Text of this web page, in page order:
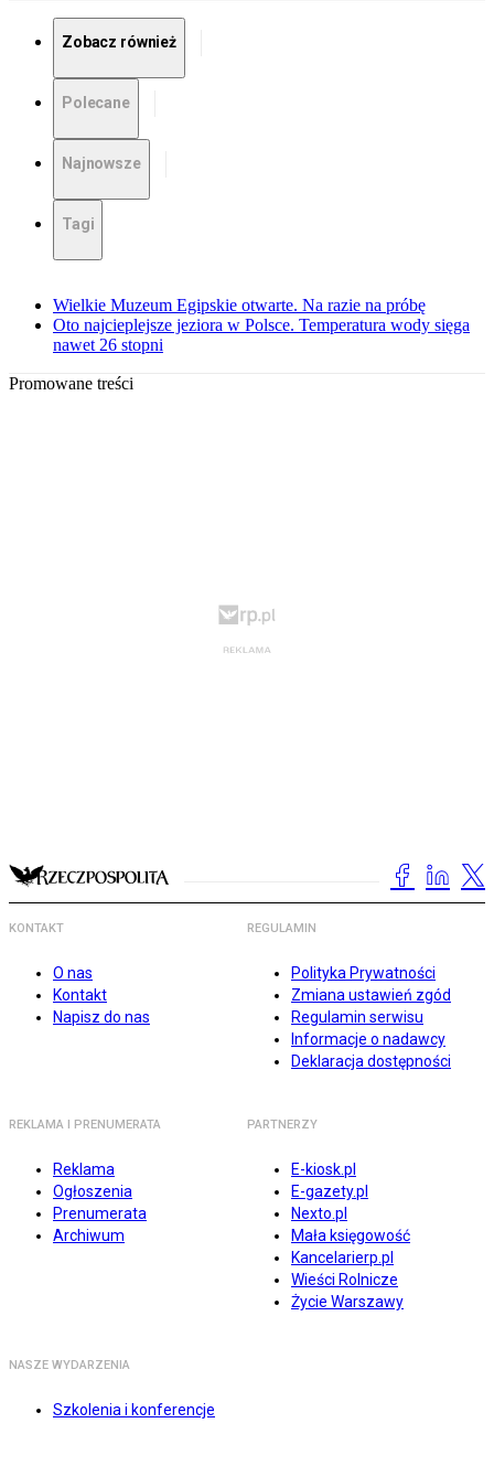
Zobacz również
Polecane
Najnowsze
Tagi
Wielkie Muzeum Egipskie otwarte. Na razie na próbę
Oto najcieplejsze jeziora w Polsce. Temperatura wody sięga
nawet 26 stopni
Promowane treści
KONTAKT
O nas
Kontakt
Napisz do nas
REGULAMIN
Polityka Prywatności
Zmiana ustawień zgód
Regulamin serwisu
Informacje o nadawcy
Deklaracja dostępności
REKLAMA I PRENUMERATA
Reklama
Ogłoszenia
Prenumerata
Archiwum
PARTNERZY
E-kiosk.pl
E-gazety.pl
Nexto.pl
Mała księgowość
Kancelarierp.pl
Wieści Rolnicze
Życie Warszawy
NASZE WYDARZENIA
Szkolenia i konferencje